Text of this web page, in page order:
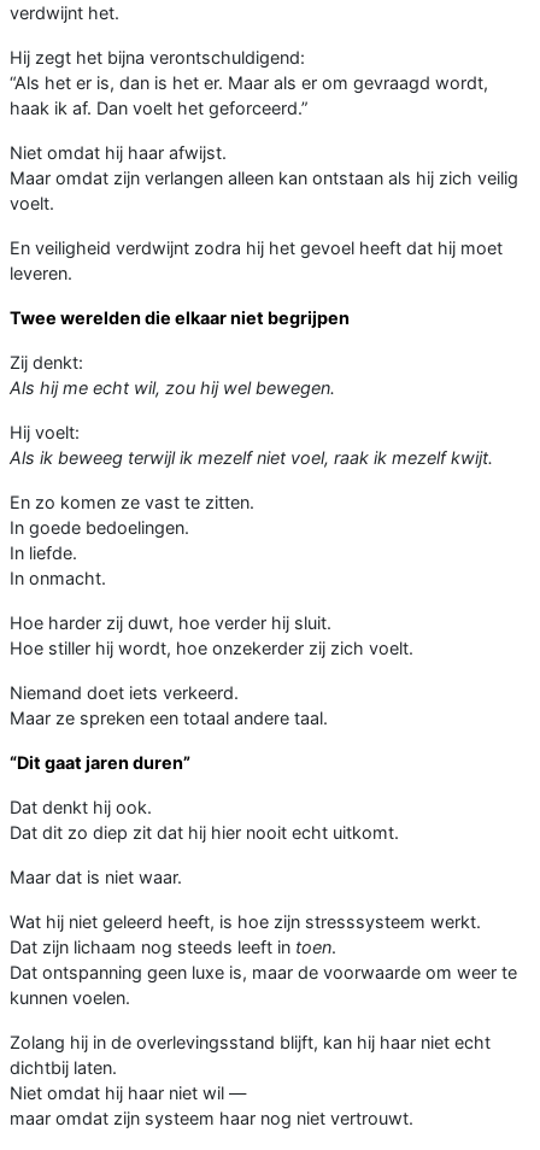
verdwijnt het.
Hij zegt het bijna verontschuldigend:
“Als het er is, dan is het er. Maar als er om gevraagd wordt,
haak ik af. Dan voelt het geforceerd.”
Niet omdat hij haar afwijst.
Maar omdat zijn verlangen alleen kan ontstaan als hij zich veilig
voelt.
En veiligheid verdwijnt zodra hij het gevoel heeft dat hij moet
leveren.
Twee werelden die elkaar niet begrijpen
Zij denkt:
Als hij me echt wil, zou hij wel bewegen.
Hij voelt:
Als ik beweeg terwijl ik mezelf niet voel, raak ik mezelf kwijt.
En zo komen ze vast te zitten.
In goede bedoelingen.
In liefde.
In onmacht.
Hoe harder zij duwt, hoe verder hij sluit.
Hoe stiller hij wordt, hoe onzekerder zij zich voelt.
Niemand doet iets verkeerd.
Maar ze spreken een totaal andere taal.
“Dit gaat jaren duren”
Dat denkt hij ook.
Dat dit zo diep zit dat hij hier nooit echt uitkomt.
Maar dat is niet waar.
Wat hij niet geleerd heeft, is hoe zijn stresssysteem werkt.
Dat zijn lichaam nog steeds leeft in toen.
Dat ontspanning geen luxe is, maar de voorwaarde om weer te
kunnen voelen.
Zolang hij in de overlevingsstand blijft, kan hij haar niet echt
dichtbij laten.
Niet omdat hij haar niet wil —
maar omdat zijn systeem haar nog niet vertrouwt.